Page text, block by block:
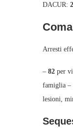
DACUR:
Arresti
– 82 per
famiglia –
lesioni,